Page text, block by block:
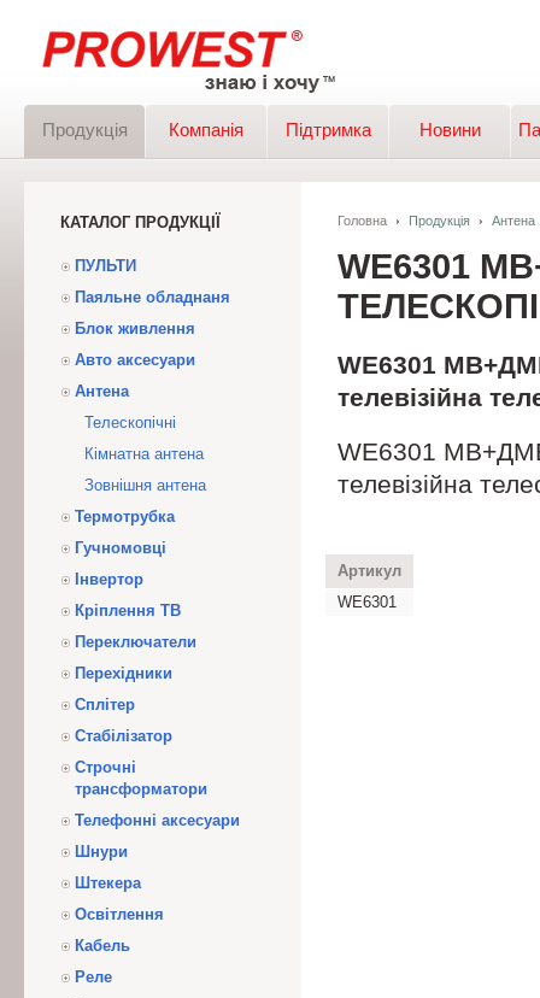
Продукція Компанія Підтримка Новини
КАТАЛОГ ПРОДУКЦІЇ
ПУЛЬТИ
Паяльне обладнаня
Блок живлення
Авто аксесуари
Антена
Телескопічні
Кімнатна антена
Зовнішня антена
Термотрубка
Гучномовці
Інвертор
Кріплення ТВ
Переключатели
Перехідники
Сплітер
Стабілізатор
Строчні
трансформатори
Телефонні аксесуари
Шнури
Штекера
Освітлення
Кабель
Реле
Головна Продукція Антена
WE6301
WE6301
телевізійна
WE6301
телевізійна
Артикул
WE6301